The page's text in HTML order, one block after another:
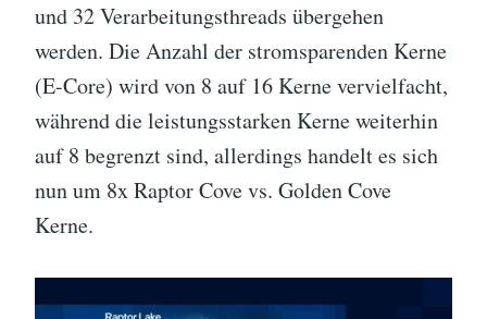
und 32 Verarbeitungsthreads übergehen
werden. Die Anzahl der stromsparenden Kerne
(E-Core) wird von 8 auf 16 Kerne vervielfacht,
während die leistungsstarken Kerne weiterhin
auf 8 begrenzt sind, allerdings handelt es sich
nun um 8x Raptor Cove vs. Golden Cove
Kerne.